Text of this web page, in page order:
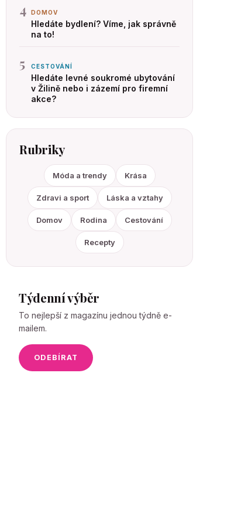
4 DOMOV
Hledáte bydlení? Víme, jak správně
na to!
5 CESTOVÁNÍ
Hledáte levné soukromé ubytování
v Žilině nebo i zázemí pro firemní
akce?
Rubriky
Móda a trendy Krása
Zdravi a sport Láska a vztahy
Domov Rodina Cestování
Recepty
Týdenní výběr
To nejlepší z magazínu jednou týdně e-
mailem.
ODEBÍRAT